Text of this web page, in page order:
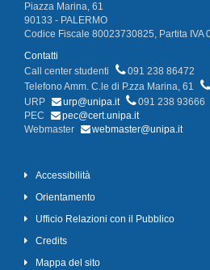
Piazza Marina, 61
90133 - PALERMO
Codice Fiscale 80023730825, Partita IVA
Contatti
Call center studenti
091 238 86472
Telefono Amm. C.le di P.zza Marina, 61
URP
urp@unipa.it
091 238 93666
PEC
pec@cert.unipa.it
Webmaster
webmaster@unipa.it
Accessibilità
Orientamento
Ufficio Relazioni con il Pubblico
Credits
Mappa del sito